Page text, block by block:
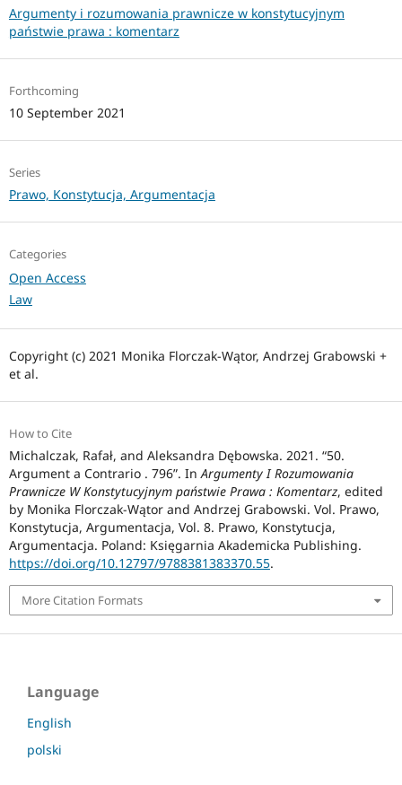
Argumenty i rozumowania prawnicze w konstytucyjnym
państwie prawa : komentarz
Forthcoming
10 September 2021
Series
Prawo, Konstytucja, Argumentacja
Categories
Open Access
Law
Copyright (c) 2021 Monika Florczak-Wątor, Andrzej Grabowski +
et al.
How to Cite
Michalczak, Rafał, and Aleksandra Dębowska. 2021. “50.
Argument a Contrario . 796”. In Argumenty I Rozumowania
Prawnicze W Konstytucyjnym państwie Prawa : Komentarz, edited
by Monika Florczak-Wątor and Andrzej Grabowski. Vol. Prawo,
Konstytucja, Argumentacja, Vol. 8. Prawo, Konstytucja,
Argumentacja. Poland: Księgarnia Akademicka Publishing.
https://doi.org/10.12797/9788381383370.55.
More Citation Formats
Language
English
polski